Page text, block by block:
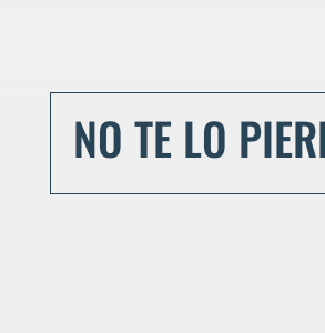
NO TE LO